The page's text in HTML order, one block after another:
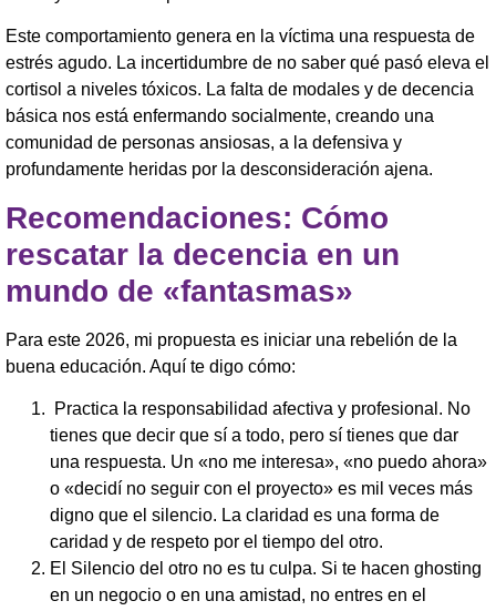
Este comportamiento genera en la víctima una respuesta de
estrés agudo. La incertidumbre de no saber qué pasó eleva el
cortisol a niveles tóxicos. La falta de modales y de decencia
básica nos está enfermando socialmente, creando una
comunidad de personas ansiosas, a la defensiva y
profundamente heridas por la desconsideración ajena.
Recomendaciones: Cómo
rescatar la decencia en un
mundo de «fantasmas»
Para este 2026, mi propuesta es iniciar una rebelión de la
buena educación. Aquí te digo cómo:
Practica la responsabilidad afectiva y profesional. No
tienes que decir que sí a todo, pero sí tienes que dar
una respuesta. Un «no me interesa», «no puedo ahora»
o «decidí no seguir con el proyecto» es mil veces más
digno que el silencio. La claridad es una forma de
caridad y de respeto por el tiempo del otro.
El Silencio del otro no es tu culpa. Si te hacen ghosting
en un negocio o en una amistad, no entres en el